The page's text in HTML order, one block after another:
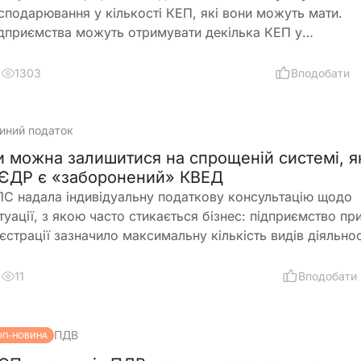
у кількості КЕП, які вони можуть мати.
можуть отримувати декілька КЕП у
1303 Вподобати
податок
можна залишитися на спрощеній системі,
є «заборонений» КВЕД
надала індивідуальну податкову консультацію щодо
з якою часто стикається бізнес: підприємство
зазначило максимальну кількість видів
податку 3-ї групи і вже отримало лист від ДПС.
11 Вподобати
НОВИНА ПДВ